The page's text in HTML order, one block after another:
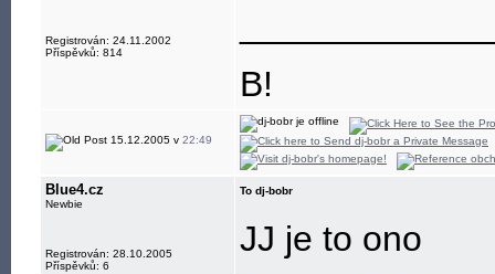
Registrován: 24.11.2002
Příspěvků: 814
B!
15.12.2005 v 22:49
Blue4.cz
Newbie
Registrován: 28.10.2005
Příspěvků: 6
To dj-bobr
JJ je to ono